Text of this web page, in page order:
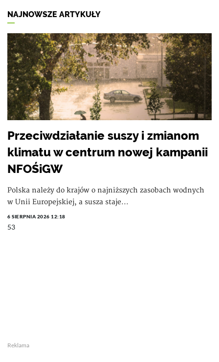
NAJNOWSZE ARTYKUŁY
Przeciwdziałanie suszy i zmianom
klimatu w centrum nowej kampanii
NFOŚiGW
Polska należy do krajów o najniższych zasobach wodnych
w Unii Europejskiej, a susza staje...
6 SIERPNIA 2026 12:18
53
Reklama